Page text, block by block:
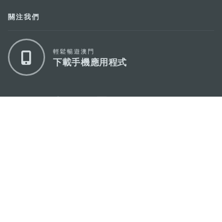
關注我們
輕鬆暢遊澳門
下載手機應用程式